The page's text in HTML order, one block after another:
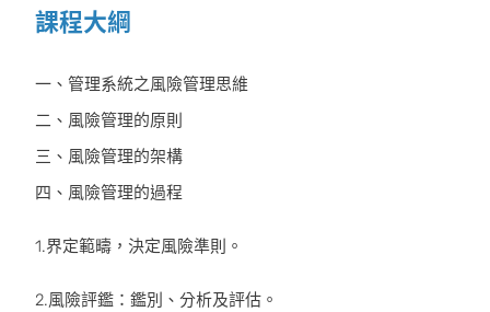
課程大綱
一、管理系統之風險管理思維
二、風險管理的原則
三、風險管理的架構
四、風險管理的過程
1.界定範疇，決定風險準則。
2.風險評鑑：鑑別、分析及評估。